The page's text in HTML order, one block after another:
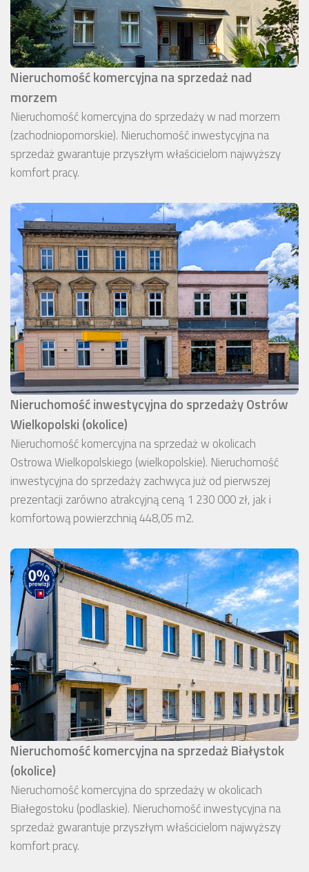
Nieruchomość komercyjna na sprzedaż nad
morzem
Nieruchomość komercyjna do sprzedaży w nad morzem
(zachodniopomorskie). Nieruchomość inwestycyjna na
sprzedaż gwarantuje przyszłym właścicielom najwyższy
komfort pracy.
Nieruchomość inwestycyjna do sprzedaży Ostrów
Wielkopolski (okolice)
Nieruchomość komercyjna na sprzedaż w okolicach
Ostrowa Wielkopolskiego (wielkopolskie). Nieruchomość
inwestycyjna do sprzedaży zachwyca już od pierwszej
prezentacji zarówno atrakcyjną ceną 1 230 000 zł, jak i
komfortową powierzchnią 448,05 m2.
Nieruchomość komercyjna na sprzedaż Białystok
(okolice)
Nieruchomość komercyjna do sprzedaży w okolicach
Białegostoku (podlaskie). Nieruchomość inwestycyjna na
sprzedaż gwarantuje przyszłym właścicielom najwyższy
komfort pracy.